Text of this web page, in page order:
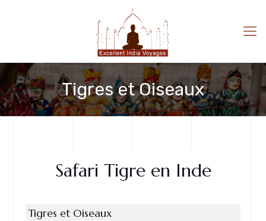
Tigres et Oiseaux
Safari Tigre en Inde
Tigres et Oiseaux